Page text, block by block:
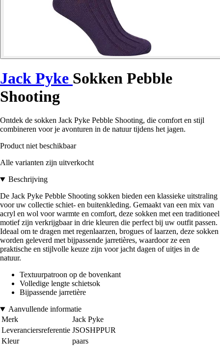
Jack Pyke Sokken Pebble
Shooting
Ontdek de sokken Jack Pyke Pebble Shooting, die comfort en stijl
combineren voor je avonturen in de natuur tijdens het jagen.
Product niet beschikbaar
Alle varianten zijn uitverkocht
Beschrijving
De Jack Pyke Pebble Shooting sokken bieden een klassieke uitstraling
voor uw collectie schiet- en buitenkleding. Gemaakt van een mix van
acryl en wol voor warmte en comfort, deze sokken met een traditioneel
motief zijn verkrijgbaar in drie kleuren die perfect bij uw outfit passen.
Ideaal om te dragen met regenlaarzen, brogues of laarzen, deze sokken
worden geleverd met bijpassende jarretières, waardoor ze een
praktische en stijlvolle keuze zijn voor jacht dagen of uitjes in de
natuur.
Textuurpatroon op de bovenkant
Volledige lengte schietsok
Bijpassende jarretière
Aanvullende informatie
Merk
Jack Pyke
Leveranciersreferentie JSOSHPPUR
Kleur
paars